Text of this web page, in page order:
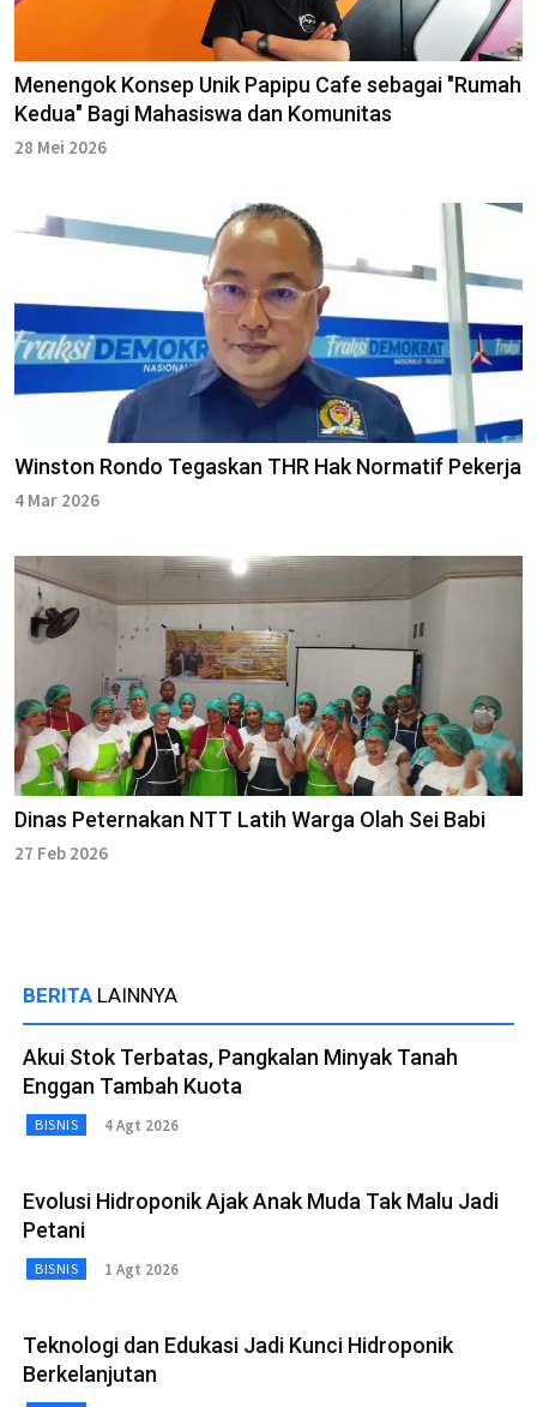
Menengok Konsep Unik Papipu Cafe sebagai "Rumah
Kedua" Bagi Mahasiswa dan Komunitas
28 Mei 2026
Winston Rondo Tegaskan THR Hak Normatif Pekerja
4 Mar 2026
Dinas Peternakan NTT Latih Warga Olah Sei Babi
27 Feb 2026
BERITA LAINNYA
Akui Stok Terbatas, Pangkalan Minyak Tanah
Enggan Tambah Kuota
BISNIS 4 Agt 2026
Evolusi Hidroponik Ajak Anak Muda Tak Malu Jadi
Petani
BISNIS 1 Agt 2026
Teknologi dan Edukasi Jadi Kunci Hidroponik
Berkelanjutan